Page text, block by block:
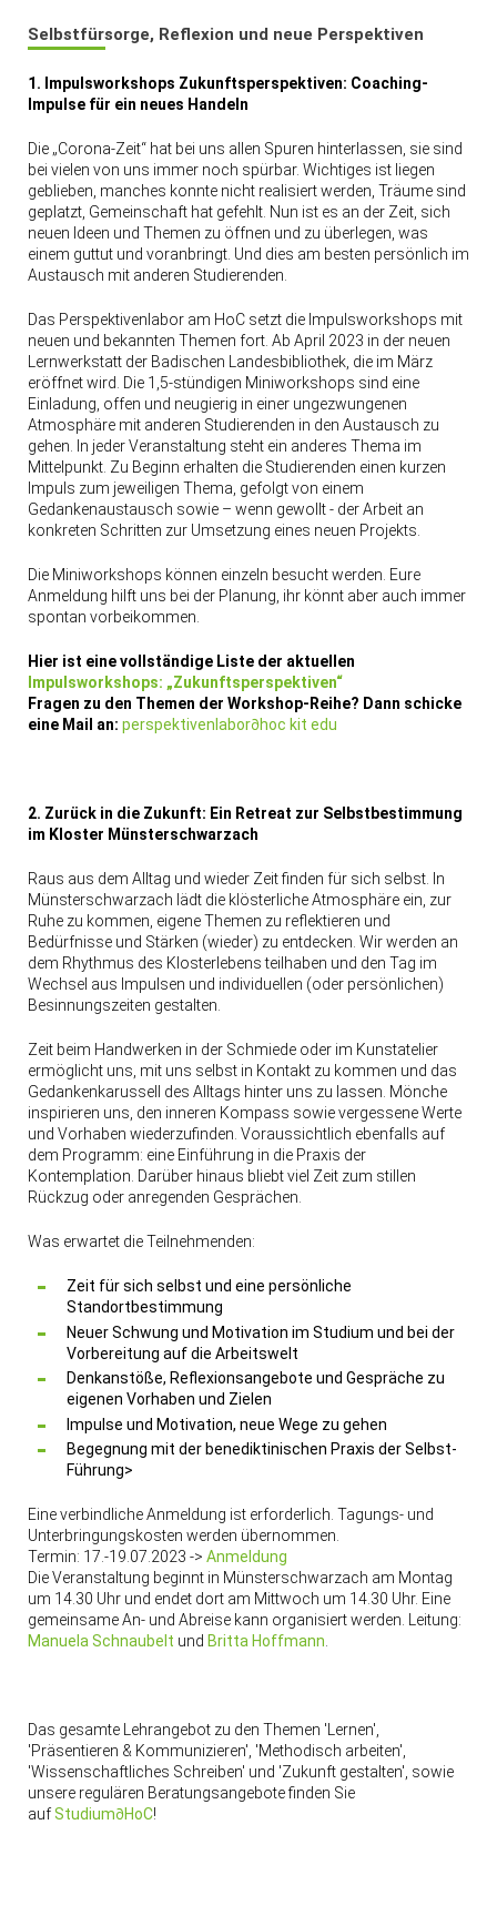
Selbstfürsorge, Reflexion und neue Perspektiven
1. Impulsworkshops Zukunftsperspektiven: Coaching-
Impulse für ein neues Handeln
Die „Corona-Zeit“ hat bei uns allen Spuren hinterlassen, sie sind
bei vielen von uns immer noch spürbar. Wichtiges ist liegen
geblieben, manches konnte nicht realisiert werden, Träume sind
geplatzt, Gemeinschaft hat gefehlt. Nun ist es an der Zeit, sich
neuen Ideen und Themen zu öffnen und zu überlegen, was
einem guttut und voranbringt. Und dies am besten persönlich im
Austausch mit anderen Studierenden.
Das Perspektivenlabor am HoC setzt die Impulsworkshops mit
neuen und bekannten Themen fort. Ab April 2023 in der neuen
Lernwerkstatt der Badischen Landesbibliothek, die im März
eröffnet wird. Die 1,5-stündigen Miniworkshops sind eine
Einladung, offen und neugierig in einer ungezwungenen
Atmosphäre mit anderen Studierenden in den Austausch zu
gehen. In jeder Veranstaltung steht ein anderes Thema im
Mittelpunkt. Zu Beginn erhalten die Studierenden einen kurzen
Impuls zum jeweiligen Thema, gefolgt von einem
Gedankenaustausch sowie – wenn gewollt - der Arbeit an
konkreten Schritten zur Umsetzung eines neuen Projekts.
Die Miniworkshops können einzeln besucht werden. Eure
Anmeldung hilft uns bei der Planung, ihr könnt aber auch immer
spontan vorbeikommen.
Hier ist eine vollständige Liste der aktuellen
Impulsworkshops: „Zukunftsperspektiven“
Fragen zu den Themen der Workshop-Reihe? Dann schicke
eine Mail an: perspektivenlabor∂hoc kit edu
2. Zurück in die Zukunft: Ein Retreat zur Selbstbestimmung
im Kloster Münsterschwarzach
Raus aus dem Alltag und wieder Zeit finden für sich selbst. In
Münsterschwarzach lädt die klösterliche Atmosphäre ein, zur
Ruhe zu kommen, eigene Themen zu reflektieren und
Bedürfnisse und Stärken (wieder) zu entdecken. Wir werden an
dem Rhythmus des Klosterlebens teilhaben und den Tag im
Wechsel aus Impulsen und individuellen (oder persönlichen)
Besinnungszeiten gestalten.
Zeit beim Handwerken in der Schmiede oder im Kunstatelier
ermöglicht uns, mit uns selbst in Kontakt zu kommen und das
Gedankenkarussell des Alltags hinter uns zu lassen. Mönche
inspirieren uns, den inneren Kompass sowie vergessene Werte
und Vorhaben wiederzufinden. Voraussichtlich ebenfalls auf
dem Programm: eine Einführung in die Praxis der
Kontemplation. Darüber hinaus bliebt viel Zeit zum stillen
Rückzug oder anregenden Gesprächen.
Was erwartet die Teilnehmenden:
Zeit für sich selbst und eine persönliche
Standortbestimmung
Neuer Schwung und Motivation im Studium und bei der
Vorbereitung auf die Arbeitswelt
Denkanstöße, Reflexionsangebote und Gespräche zu
eigenen Vorhaben und Zielen
Impulse und Motivation, neue Wege zu gehen
Begegnung mit der benediktinischen Praxis der Selbst-
Führung>
Eine verbindliche Anmeldung ist erforderlich. Tagungs- und
Unterbringungskosten werden übernommen.
Termin: 17.-19.07.2023 -> Anmeldung
Die Veranstaltung beginnt in Münsterschwarzach am Montag
um 14.30 Uhr und endet dort am Mittwoch um 14.30 Uhr. Eine
gemeinsame An- und Abreise kann organisiert werden. Leitung:
Manuela Schnaubelt und Britta Hoffmann.
Das gesamte Lehrangebot zu den Themen 'Lernen',
'Präsentieren & Kommunizieren', 'Methodisch arbeiten',
'Wissenschaftliches Schreiben' und 'Zukunft gestalten', sowie
unsere regulären Beratungsangebote finden Sie
aufStudium∂HoC!